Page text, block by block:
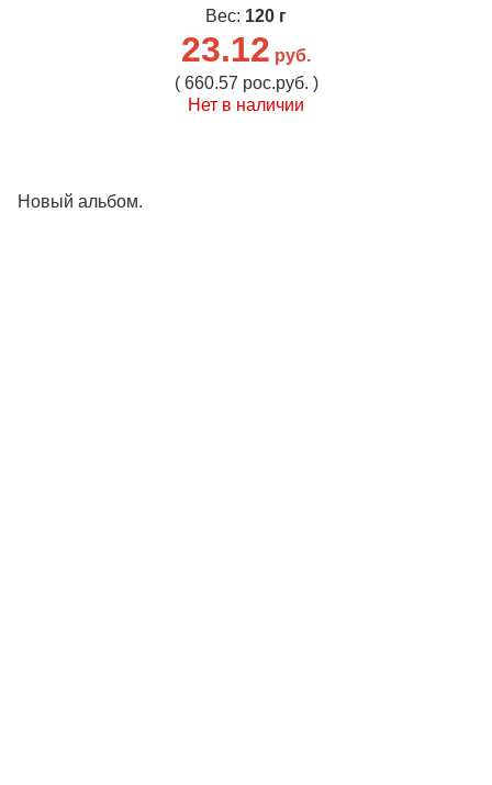
Вес: 120 г
23.12 руб.
( 660.57 рос.руб. )
Нет в наличии
Новый альбом.